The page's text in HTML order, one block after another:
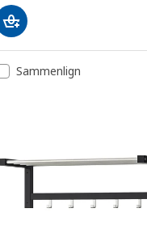
Sammenlign